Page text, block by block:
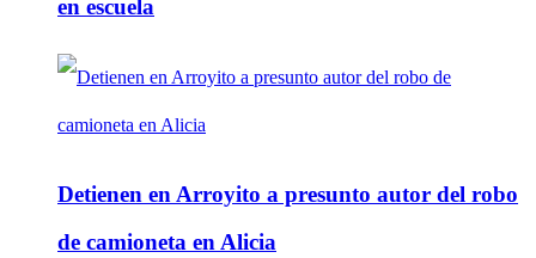
en escuela
Detienen en Arroyito a presunto autor del robo
de camioneta en Alicia